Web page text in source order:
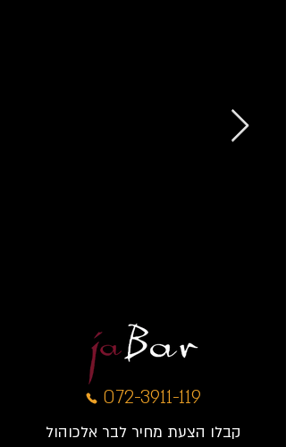
ברים לאירועים שעושים
שמח
072-3911-119
קבלו הצעת מחיר לבר אלכוהול